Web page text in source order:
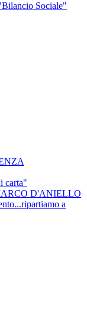
Sociale"
carta"
D'ANIELLO
a